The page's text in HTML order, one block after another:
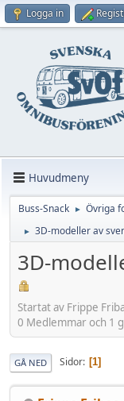
Logga in
Huvudmeny
Buss-Snack ► Övriga
► 3D-modeller av
3D-
Startat av Frippe
0 Medlemmar och 1
GÅ NED Sidor 1